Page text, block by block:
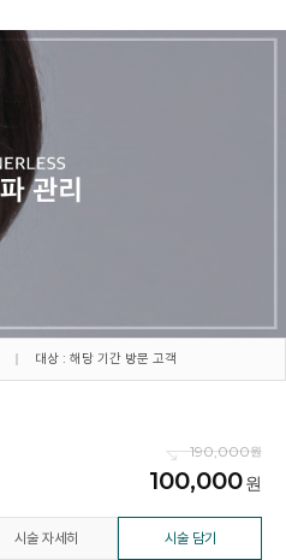
대상 : 해당 기간 방문 고객
190,000
100,000
시술 자세히 시술 담기